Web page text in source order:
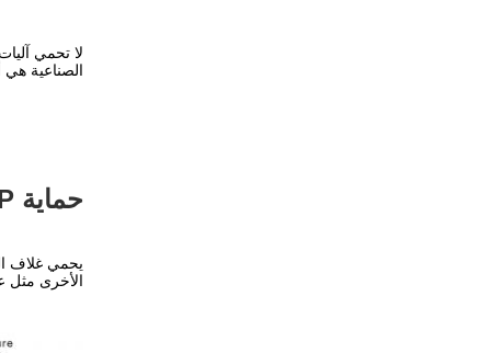
لا تحمي
الصناعية هي
حماية IP (حماية الاتصال والغبار والماء)
يحمي غلاف
الأخرى مثل